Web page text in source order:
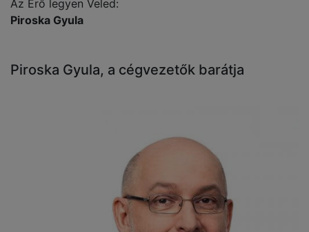
Az Erő legyen Veled:
Piroska Gyula
Piroska Gyula, a cégvezetők barátja